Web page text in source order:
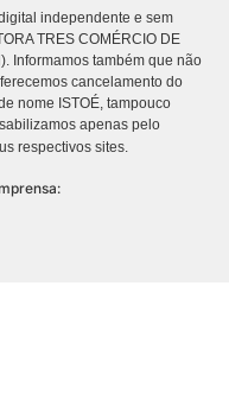
independente e sem
TRES COMÉRCIO DE
Informamos também que não
cancelamento do
nome ISTOÉ, tampouco
apenas pelo
respectivos sites.